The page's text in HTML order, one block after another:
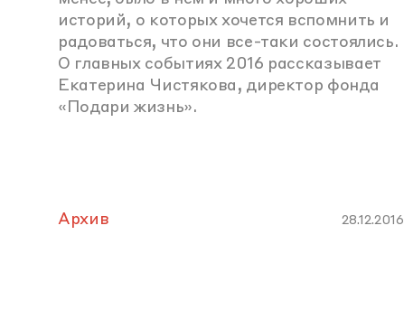
историй, о которых хочется вспомнить и
радоваться, что они все-таки состоялись.
О главных событиях 2016 рассказывает
Екатерина Чистякова, директор фонда
«Подари жизнь».
Архив 28.12.2016